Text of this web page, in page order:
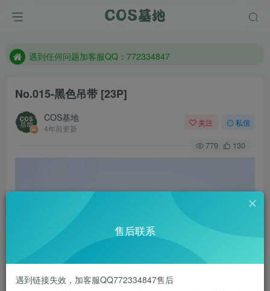
防失联：百度搜索《一七天佳》，实时查看最新站点。
遇到任何问题加客服QQ：772334847
No.015-黑色吊带 [23P]
COS基地
4年前更新
关注 私信
779 130
售后联系
遇到链接失效，加客服QQ772334847售后